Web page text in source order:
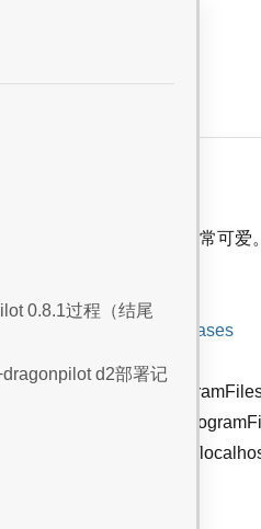
为最简单的方式, 图标非常可
ollama/ollama/releases
=
=
= 8001 默认 http://
= *
0.8.1过程（结尾
d2部署记